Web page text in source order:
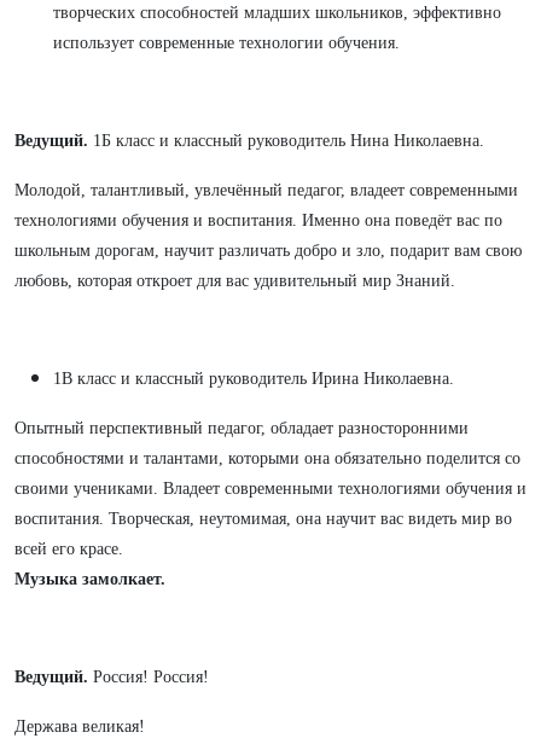
творческих способностей младших школьников, эффективно
использует современные технологии обучения.
Ведущий. 1Б класс и классный руководитель Нина Николаевна.
Молодой, талантливый, увлечённый педагог, владеет современными
технологиями обучения и воспитания. Именно она поведёт вас по
школьным дорогам, научит различать добро и зло, подарит вам свою
любовь, которая откроет для вас удивительный мир Знаний.
1В класс и классный руководитель Ирина Николаевна.
Опытный перспективный педагог, обладает разносторонними
способностями и талантами, которыми она обязательно поделится со
своими учениками. Владеет современными технологиями обучения и
воспитания. Творческая, неутомимая, она научит вас видеть мир во
всей его красе.
Музыка замолкает.
Ведущий. Россия! Россия!
Держава великая!